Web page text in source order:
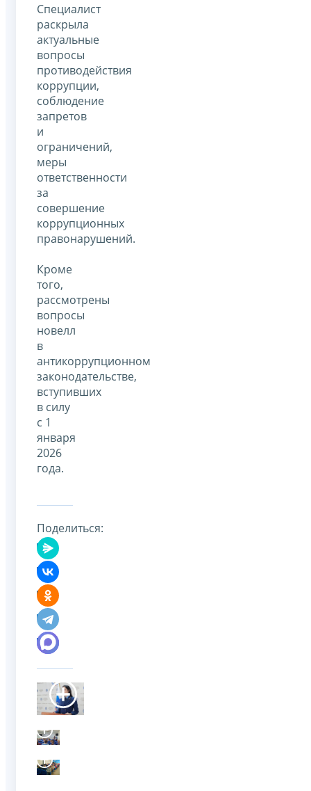
Специалист
раскрыла
актуальные
вопросы
противодействия
коррупции,
соблюдение
запретов
и
ограничений,
меры
ответственности
за
совершение
коррупционных
правонарушений.
Кроме
того,
рассмотрены
вопросы
новелл
в
антикоррупционном
законодательстве,
вступивших
в силу
с 1
января
2026
года.
Поделиться: